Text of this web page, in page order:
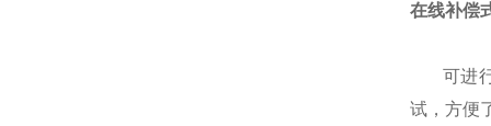
在线补偿
可进行
试，方便